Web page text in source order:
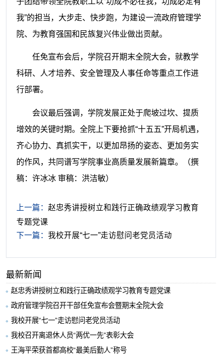
我”的担当，大步走、快步跑，为建设一流政府管理学
院、为教育强国和民族复兴伟业做出贡献。
任免宣布会后，学院召开期末全院大会，就教学
科研、人才培养、安全管理及人事任命等重点工作进
行部署。
会议最后强调，学院发展正处于爬坡过坎、提质
增效的关键时期。全院上下要抢抓“十五五”开局机遇，
齐心协力、真抓实干，以更加昂扬的姿态、更加务实
的作风，共同谱写学院事业高质量发展新篇章。（撰
稿：许冰冰 审稿：洪洁敏）
上一篇： 赵忠秀讲授树立和践行正确政绩观学习教育
专题党课
下一篇： 我校开展“七一”走访慰问老党员活动
最新新闻
赵忠秀讲授树立和践行正确政绩观学习教育专题党课
政府管理学院召开干部任免宣布会暨期末全院大会
我校开展“七一”走访慰问老党员活动
我校召开离退休人员“两优一先”表彰大会
王海平荣获首都高校“最美后勤人”称号